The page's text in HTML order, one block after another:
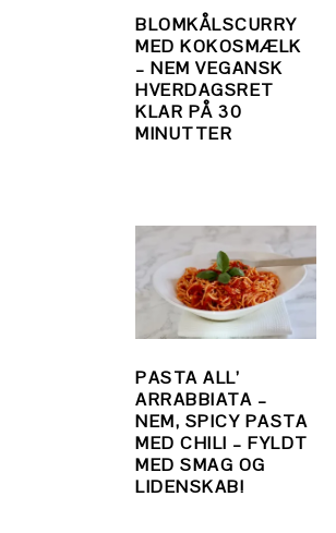
BLOMKÅLSCURRY
MED KOKOSMÆLK
– NEM VEGANSK
HVERDAGSRET
KLAR PÅ 30
MINUTTER
PASTA ALL’
ARRABBIATA –
NEM, SPICY PASTA
MED CHILI – FYLDT
MED SMAG OG
LIDENSKAB!